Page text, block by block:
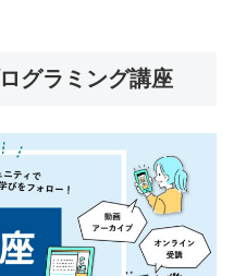
グラミング講座